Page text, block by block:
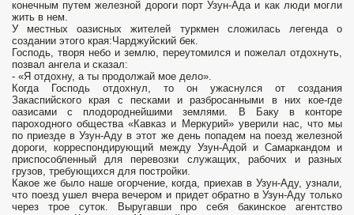
конечным путем железной дороги порт Узун-Ада и как люди могли
жить в нем.
У местных оазисных жителей туркмен сложилась легенда о
создании этого края:Чарджуйский бек.
Господь, творя небо и землю, переутомился и пожелал отдохнуть,
позвал ангела и сказал:
- «Я отдохну, а ты продолжай мое дело».
Когда Господь отдохнул, то он ужаснулся от создания
Закаспийского края с песками и разбросанными в них кое-где
оазисами с плодороднейшими землями. В Баку в конторе
пароходного общества «Кавказ и Меркурий» уверили нас, что мы
по приезде в Узун-Аду в этот же день попадем на поезд железной
дороги, корреспондирующий между Узун-Адой и Самаркандом и
приспособленный для перевозки служащих, рабочих и разных
грузов, требующихся для постройки.
Какое же было наше огорчение, когда, приехав в Узун-Аду, узнали,
что поезд ушел вчера вечером и придет обратно в Узун-Аду только
через трое суток. Выругавши про себя бакинское агентство